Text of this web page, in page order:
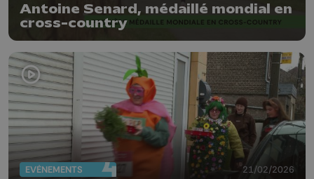
Antoine Senard, médaillé mondial en
cross-country
EVÈNEMENTS 21/02/2026